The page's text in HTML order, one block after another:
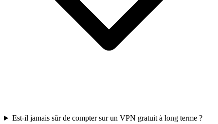
Est-il jamais sûr de compter sur un VPN gratuit à long terme ?